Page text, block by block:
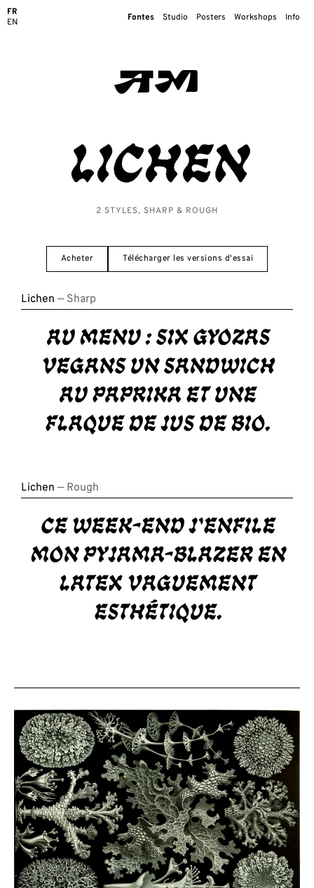
Fontes Studio Posters Workshops Info
FR
EN
Lichen
2 STYLES, SHARP & ROUGH
Acheter Télécharger les versions d'essai
Lichen — Sharp
Au menu : six gyozas
vegans un sandwich
au paprika et une
flaque de jus de bio.
Lichen — Rough
Ce week-end j'enfile
mon pyjama-blazer en
latex vaguement
esthétique.